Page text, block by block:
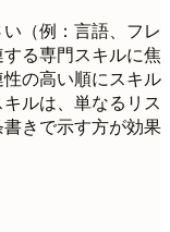
（例：言語、フレ
る専門スキルに焦
の高い順にスキル
ルは、単なるリス
きで示す方が効果